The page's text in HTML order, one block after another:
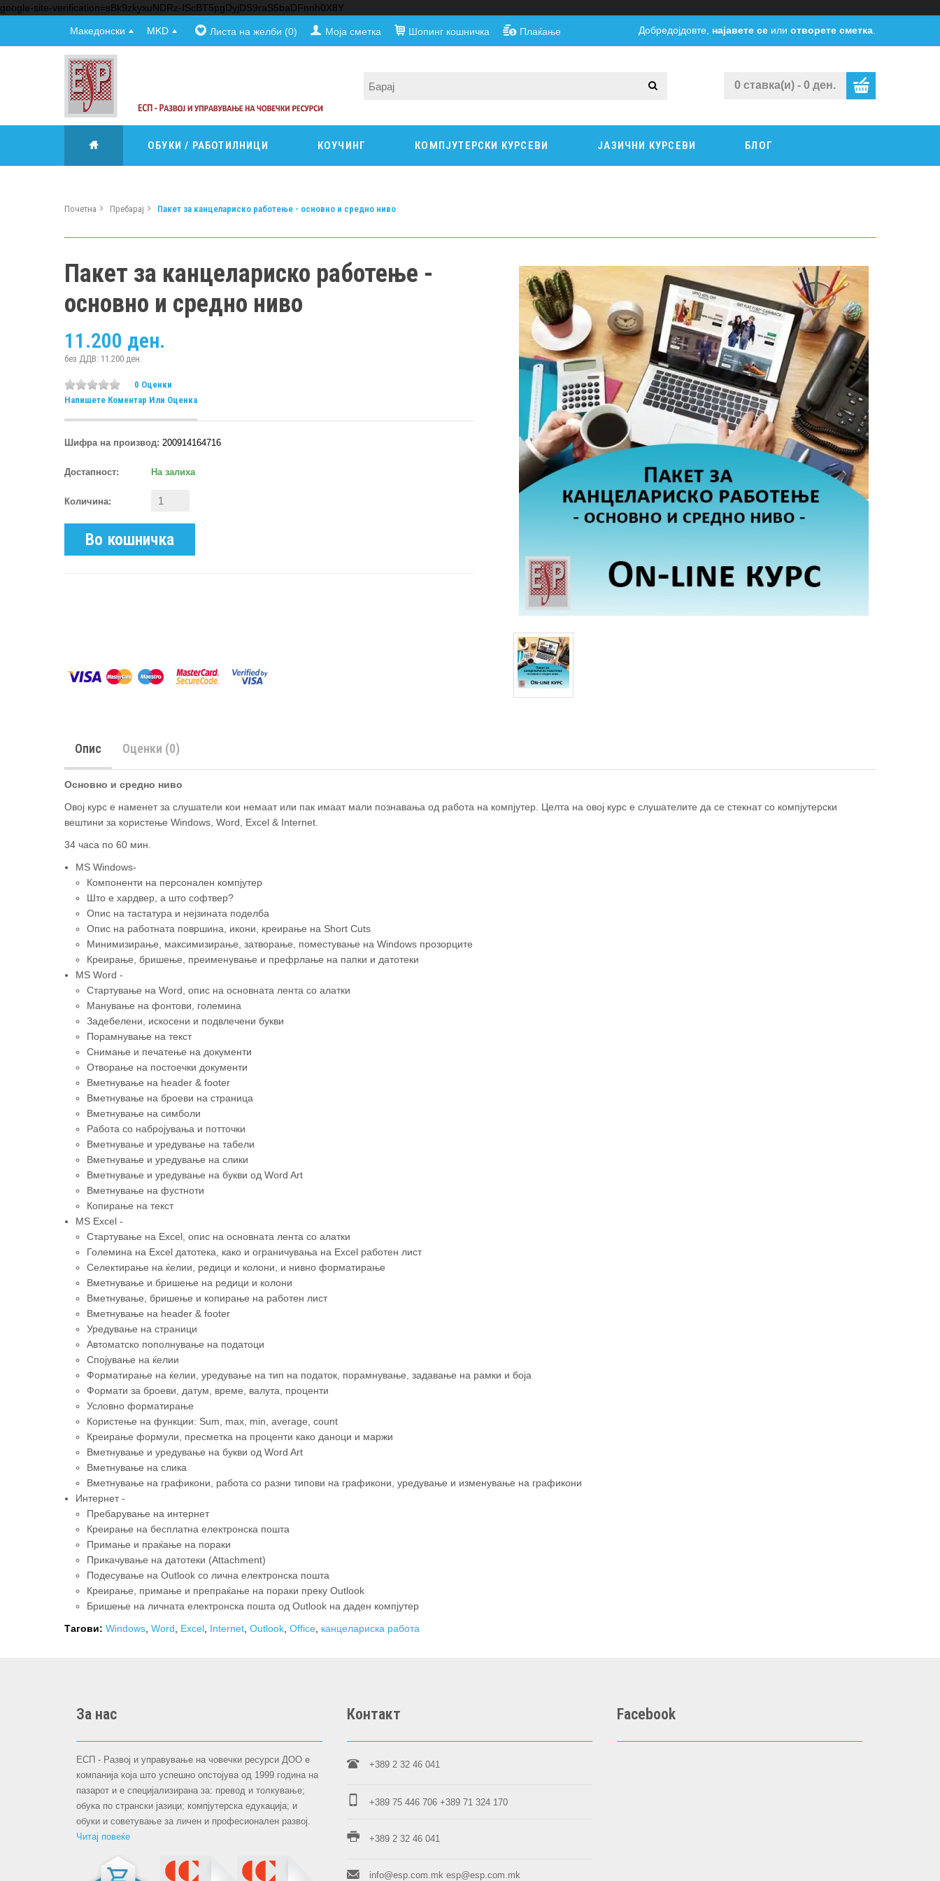
google-site-verification=sBk9zkyxuNDRz-IScBT5pgDyjDS9raS5baDFnnh0X8Y
Македонски MKD Добредојдовте, најавете се или отворете сметка
Листа на желби (0) Моја сметка Шопинг кошничка Плаќање
0 ставка(и) - 0 ден.
ОБУКИ / РАБОТИЛНИЦИ КОУЧИНГ КОМПЈУТЕРСКИ КУРСЕВИ ЈАЗИЧНИ КУРСЕВИ БЛОГ
Почетна Пребарај Пакет за канцелариско работење - основно и средно ниво
Пакет за канцелариско работење -
основно и средно ниво
11.200 ден.
без ДДВ: 11.200 ден.
0 Оценки
Напишете Коментар Или Оценка
Шифра на производ: 200914164716
Достапност: На залиха
Количина:
Во кошничка
Опис Оценки (0)
Основно и средно ниво
Овој курс е наменет за слушатели кои немаат или пак имаат мали познавања од работа на компјутер. Целта на овој курс е слушателите да се стекнат со компјутерски
вештини за користење Windows, Word, Excel & Internet.
34 часа по 60 мин.
MS Windows-
Компоненти на персонален компјутер
Што е хардвер, а што софтвер?
Опис на тастатура и нејзината поделба
Опис на работната површина, икони, креирање на Short Cuts
Минимизирање, максимизирање, затворање, поместување на Windows прозорците
Креирање, бришење, преименување и префрлање на папки и датотеки
MS Word -
Стартување на Word, опис на основната лента со алатки
Манување на фонтови, големина
Задебелени, искосени и подвлечени букви
Порамнување на текст
Снимање и печатење на документи
Отворање на постоечки документи
Вметнување на header & footer
Вметнување на броеви на страница
Вметнување на симболи
Работа со набројувања и потточки
Вметнување и уредување на табели
Вметнување и уредување на слики
Вметнување и уредување на букви од Word Art
Вметнување на фустноти
Копирање на текст
MS Excel -
Стартување на Excel, опис на основната лента со алатки
Големина на Excel датотека, како и ограничувања на Excel работен лист
Селектирање на ќелии, редици и колони, и нивно форматирање
Вметнување и бришење на редици и колони
Вметнување, бришење и копирање на работен лист
Вметнување на header & footer
Уредување на страници
Автоматско пополнување на податоци
Спојување на ќелии
Форматирање на ќелии, уредување на тип на податок, порамнување, задавање на рамки и боја
Формати за броеви, датум, време, валута, проценти
Условно форматирање
Користење нa функции: Sum, max, min, average, count
Креирање формули, пресметка на проценти како даноци и маржи
Вметнување и уредување на букви од Word Art
Вметнување на слика
Вметнување на графикони, работа со разни типови на графикони, уредување и изменување на графикони
Интернет -
Пребарување на интернет
Креирање на бесплатна електронска пошта
Примање и праќање на пораки
Прикачување на датотеки (Attachment)
Подесување на Outlook со лична електронска пошта
Креирање, примање и препраќање на пораки преку Outlook
Бришење на личната електронска пошта од Outlook на даден компјутер
Тагови: Windows Word Excel Internet Outlook Office канцелариска работа
За нас
ЕСП - Развој и управување на човечки ресурси ДОО е
компанија која што успешно опстојува oд 1999 година на
пазарот и е специјализирана за: превод и толкување;
обука по странски јазици; компјутерска едукација; и
обуки и советување за личен и професионален развој.
Читај повеќе
Контакт
+389 2 32 46 041
+389 75 446 706 +389 71 324 170
+389 2 32 46 041
info@esp.com.mk esp@esp.com.mk
Facebook